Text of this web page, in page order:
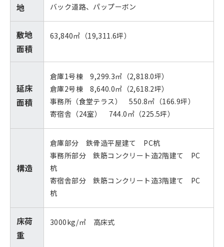
地
バック道路、パップーボン
敷地
面積
63,840㎡（19,311.6坪）
延床
面積
倉庫1号棟 9,299.3㎡（2,818.0坪）
倉庫2号棟 8,640.0㎡（2,618.2坪）
事務所（食堂テラス） 550.8㎡（166.9坪）
寄宿舎（24室） 744.0㎡（225.5坪）
構造
倉庫部分 鉄骨造平屋建て PC杭
事務所部分 鉄筋コンクリート造2階建て PC
杭
寄宿舎部分 鉄筋コンクリート造3階建て PC
杭
床荷
重
3000kg/㎡ 高床式